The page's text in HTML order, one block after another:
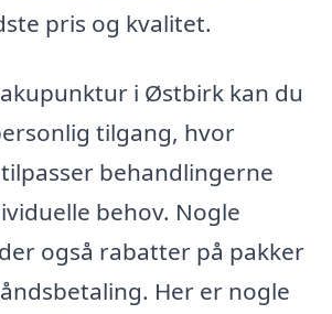
pris og kvalitet.
i Østbirk kan du
tilgang, hvor
behandlingerne
behov. Nogle
også rabatter på pakker
Her er nogle